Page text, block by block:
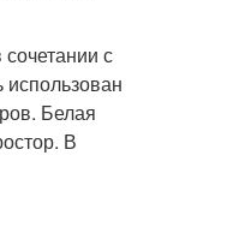
с
использован
Белая
В